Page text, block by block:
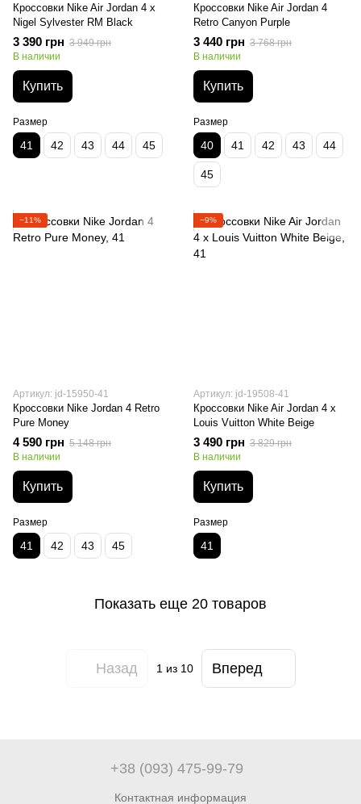
Кроссовки Nike Air Jordan 4 x
Nigel Sylvester RM Black
3 390 грн 3 949 грн
В наличии
Купить
Размер
41 42 43 44 45
Кроссовки Nike Air Jordan 4
Retro Canyon Purple
3 440 грн 3 768 грн
В наличии
Купить
Размер
40 41 42 43 44
45
−11%
Артикул: jd-15950-41
Кроссовки Nike Jordan 4 Retro
Pure Money
4 590 грн 5 148 грн
В наличии
Купить
Размер
41 42 43 45
−9%
Артикул: jd-19508-41
Кроссовки Nike Air Jordan 4 x
Louis Vuitton White Beige
3 490 грн 3 829 грн
В наличии
Купить
Размер
41
Показать еще 20 товаров
Назад 1 из 10 Вперед
+38 (093) 475-99-79
Контактная информация